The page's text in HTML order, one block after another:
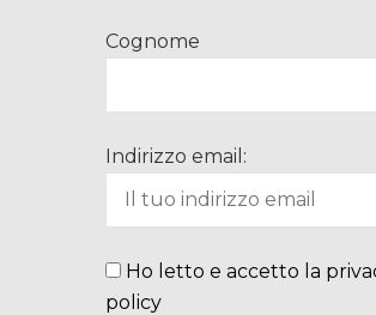
Cognome
Indirizzo email:
Ho letto e accetto la
policy